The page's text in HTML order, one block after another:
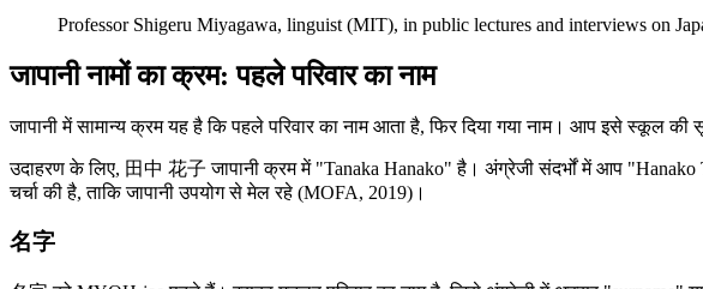
Professor Shigeru Miyagawa, linguist (MIT), in public lectures and interviews on
जापानी नामों का क्रम: पहले परिवार का नाम
जापानी में सामान्य क्रम यह है कि पहले परिवार का नाम आता है, फिर दिया गया नाम। आप इसे स्कूल की
उदाहरण के लिए, 田中 花子 जापानी क्रम में "Tanaka Hanako" है। अंग्रेजी संदर्भों में आप "Hanako
चर्चा की है, ताकि जापानी उपयोग से मेल रहे (MOFA, 2019)।
名字